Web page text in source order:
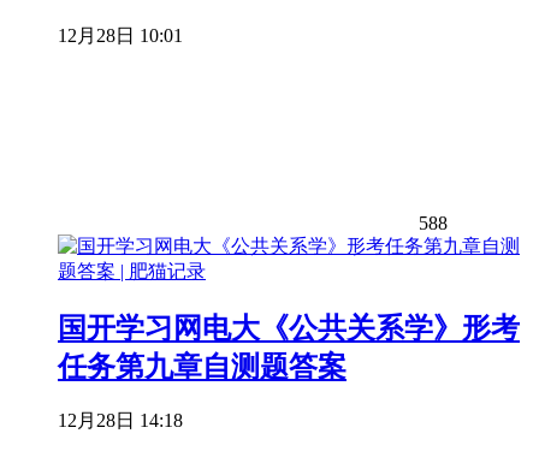
12月28日 10:01
588
国开学习网电大《公共关系学》形考
任务第九章自测题答案
12月28日 14:18